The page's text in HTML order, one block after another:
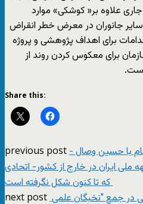
علاوه بر« کوشکی» موارد
جانوران در معرض خطر انقراض
برای اهداف پژوهشی و پروژه
برای معکوس کردن روند از
Share this:
previous postبا حسین وصال -
جبهه ملی ایران در خارج از کشور- اتحادی
که تا کنون شکل نگرفته است
next post